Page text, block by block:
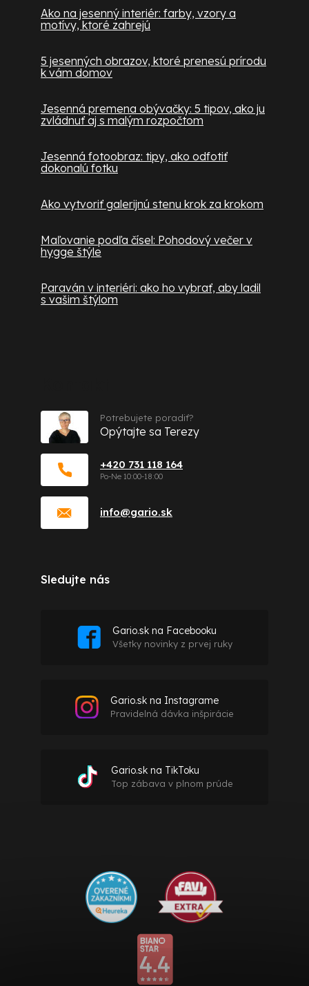
Ako na jesenný interiér: farby, vzory a
motívy, ktoré zahrejú
5 jesenných obrazov, ktoré prenesú prírodu
k vám domov
Jesenná premena obývačky: 5 tipov, ako ju
zvládnuť aj s malým rozpočtom
Jesenná fotoobraz: tipy, ako odfotiť
dokonalú fotku
Ako vytvoriť galerijnú stenu krok za krokom
Maľovanie podľa čísel: Pohodový večer v
hygge štýle
Paraván v interiéri: ako ho vybrať, aby ladil
s vašim štýlom
info@gario.sk
+420 731 118 164
Potrebujete poradiť?
Opýtajte sa Terezy
Sledujte nás
Gario.sk na Facebooku
Všetky novinky z prvej ruky
Gario.sk na Instagrame
Pravidelná dávka inšpirácie
Gario.sk na TikToku
Top zábava v plnom prúde